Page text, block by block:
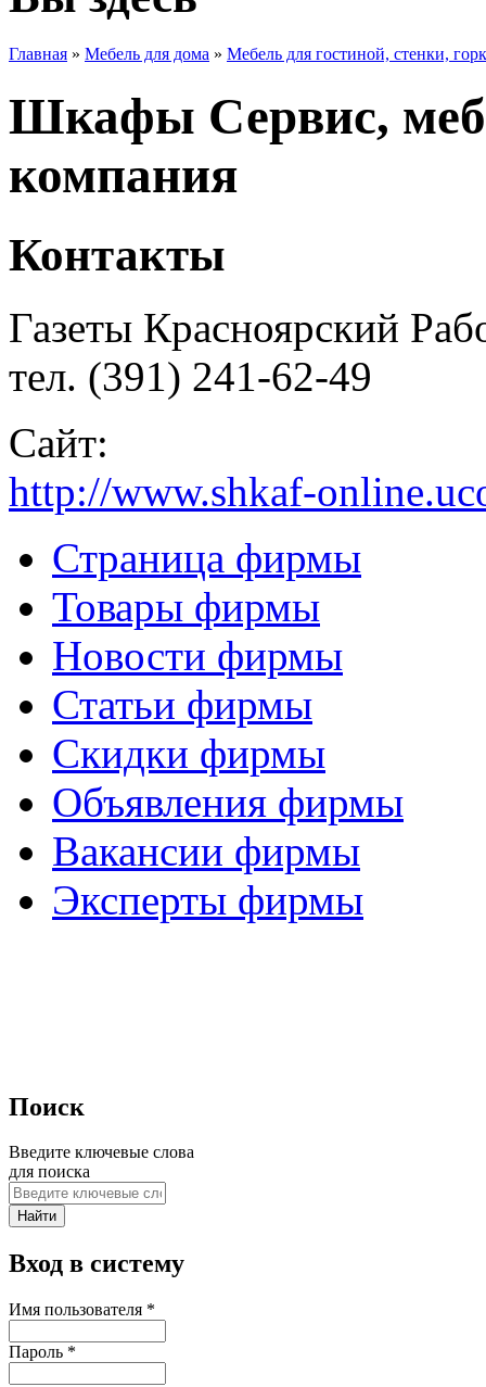
Главная » Мебель для дома » Мебель для гостиной, стенки,
Шкафы Сервис,
компания
Контакты
Газеты Красноярский
тел. (391) 241-62-49
Сайт:
http://www.shkaf-
Страница фирмы
Товары фирмы
Новости фирмы
Статьи фирмы
Скидки фирмы
Объявления фирмы
Вакансии фирмы
Эксперты фирмы
Поиск
Введите ключевые слова
для поиска
Вход в систему
Имя пользователя *
Пароль *